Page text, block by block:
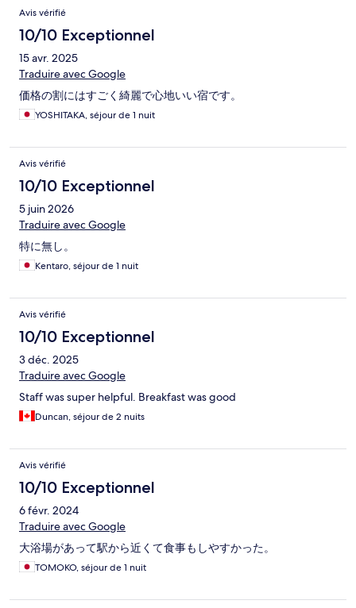
Avis vérifié
10/10 Exceptionnel
15 avr. 2025
Traduire avec Google
価格の割にはすごく綺麗で心地いい宿です。
YOSHITAKA, séjour de 1 nuit
Avis vérifié
10/10 Exceptionnel
5 juin 2026
Traduire avec Google
特に無し。
Kentaro, séjour de 1 nuit
Avis vérifié
10/10 Exceptionnel
3 déc. 2025
Traduire avec Google
Staff was super helpful. Breakfast was good
Duncan, séjour de 2 nuits
Avis vérifié
10/10 Exceptionnel
6 févr. 2024
Traduire avec Google
大浴場があって駅から近くて食事もしやすかった。
TOMOKO, séjour de 1 nuit